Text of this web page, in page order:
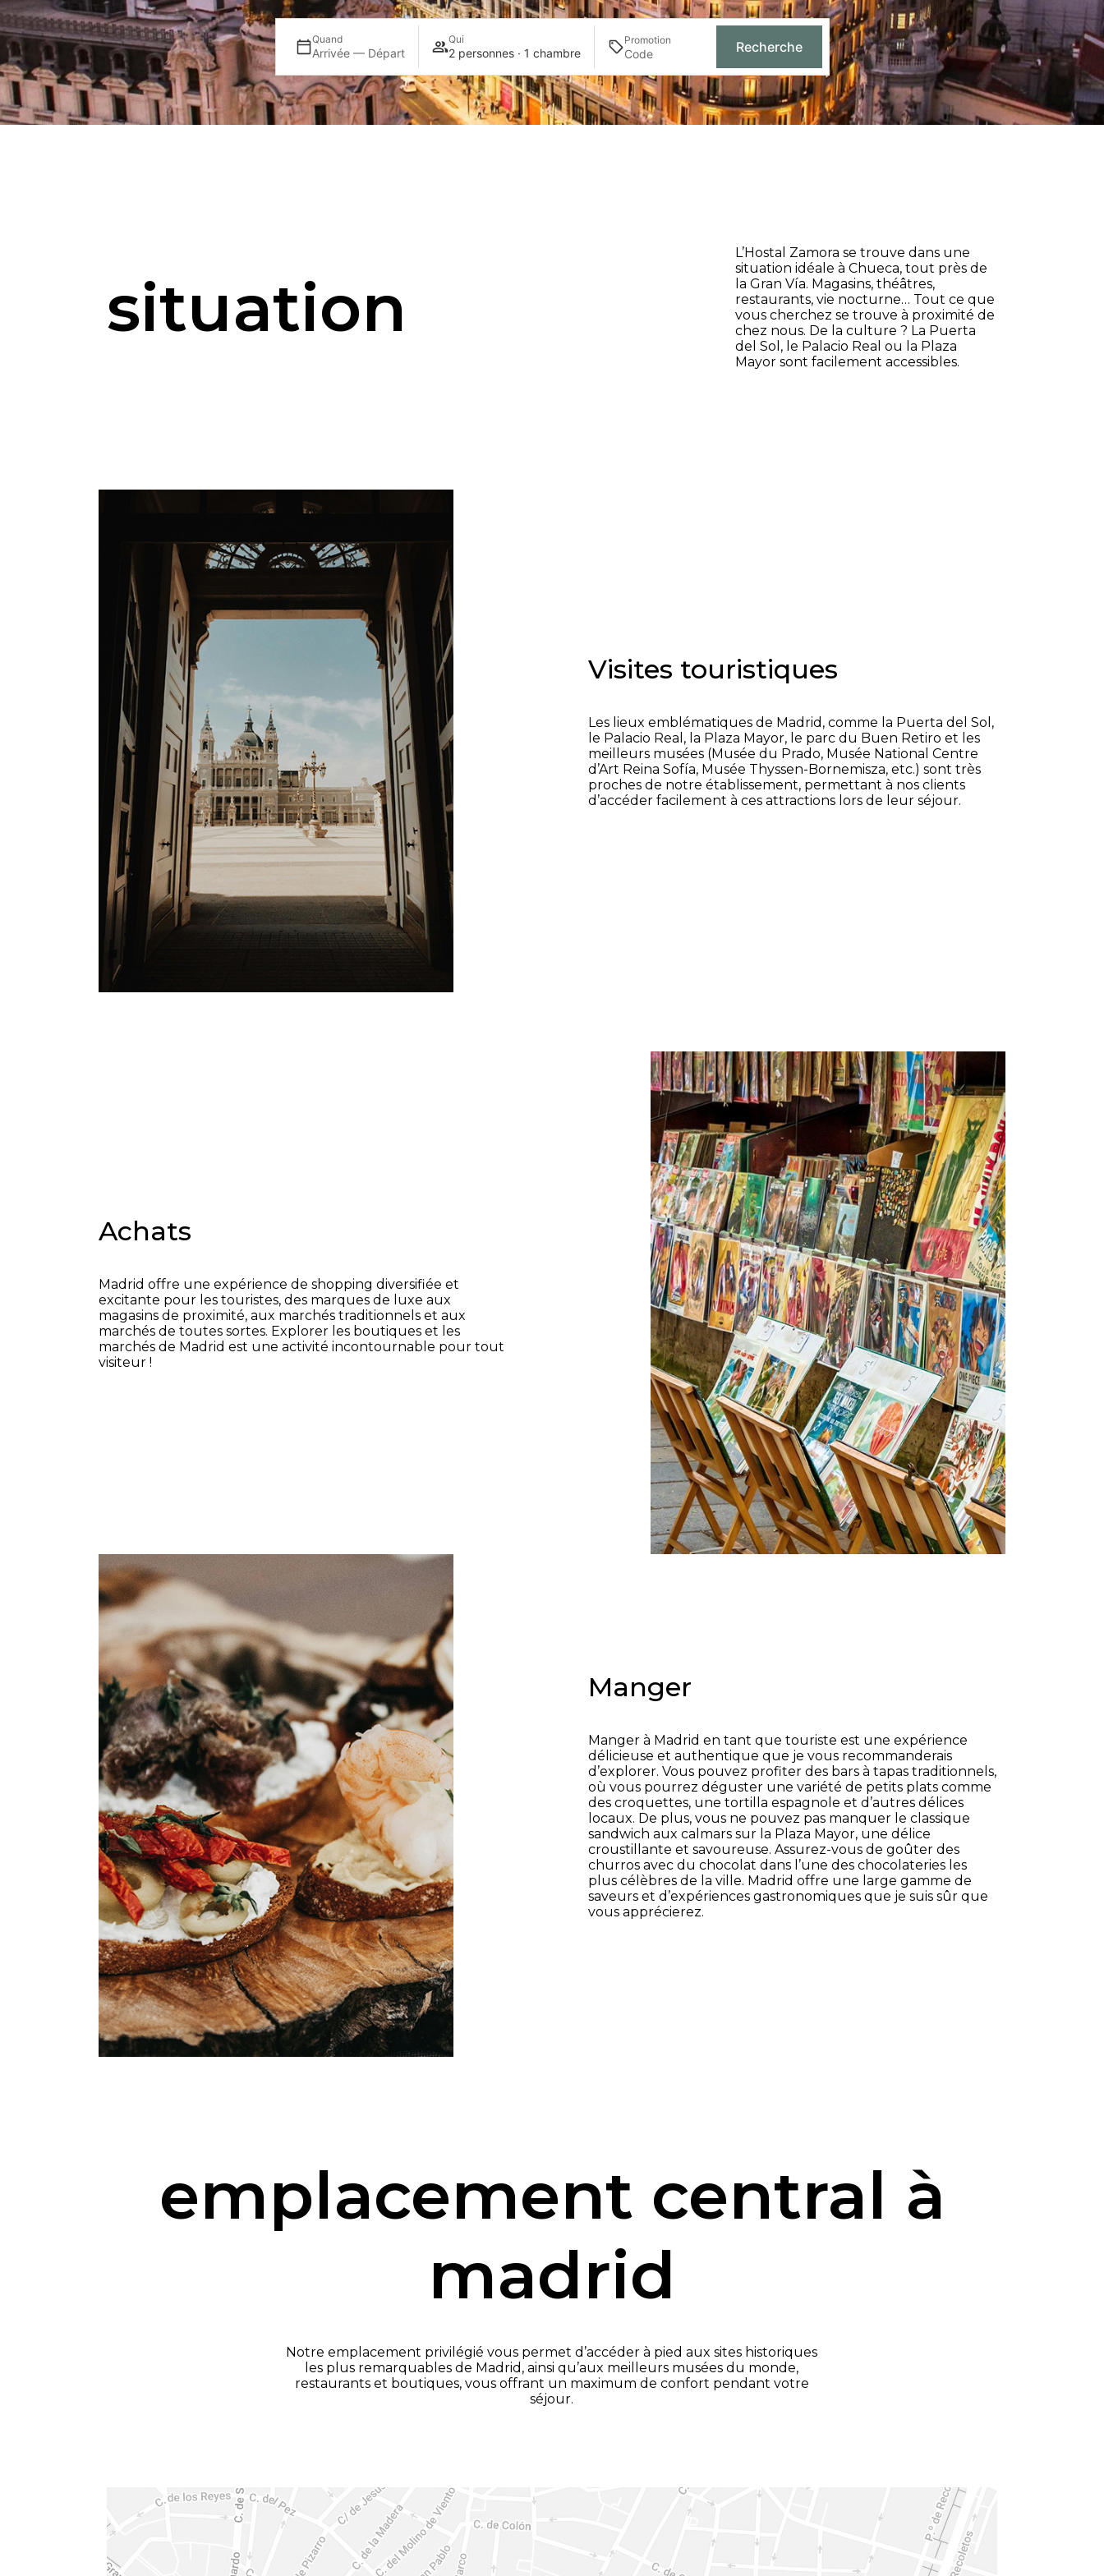
Quand
Arrivée — Départ
Qui
2 personnes · 1 chambre
Promotion Recherche
situation
L’Hostal Zamora se trouve dans une
situation idéale à Chueca, tout près de
la Gran Vía. Magasins, théâtres,
restaurants, vie nocturne… Tout ce que
vous cherchez se trouve à proximité de
chez nous. De la culture ? La Puerta
del Sol, le Palacio Real ou la Plaza
Mayor sont facilement accessibles.
Visites touristiques
Les lieux emblématiques de Madrid, comme la Puerta del Sol,
le Palacio Real, la Plaza Mayor, le parc du Buen Retiro et les
meilleurs musées (Musée du Prado, Musée National Centre
d’Art Reina Sofía, Musée Thyssen-Bornemisza, etc.) sont très
proches de notre établissement, permettant à nos clients
d’accéder facilement à ces attractions lors de leur séjour.
Achats
Madrid offre une expérience de shopping diversifiée et
excitante pour les touristes, des marques de luxe aux
magasins de proximité, aux marchés traditionnels et aux
marchés de toutes sortes. Explorer les boutiques et les
marchés de Madrid est une activité incontournable pour tout
visiteur !
Manger
Manger à Madrid en tant que touriste est une expérience
délicieuse et authentique que je vous recommanderais
d’explorer. Vous pouvez profiter des bars à tapas traditionnels,
où vous pourrez déguster une variété de petits plats comme
des croquettes, une tortilla espagnole et d’autres délices
locaux. De plus, vous ne pouvez pas manquer le classique
sandwich aux calmars sur la Plaza Mayor, une délice
croustillante et savoureuse. Assurez-vous de goûter des
churros avec du chocolat dans l’une des chocolateries les
plus célèbres de la ville. Madrid offre une large gamme de
saveurs et d’expériences gastronomiques que je suis sûr que
vous apprécierez.
emplacement central à
madrid
Notre emplacement privilégié vous permet d’accéder à pied aux sites historiques
les plus remarquables de Madrid, ainsi qu’aux meilleurs musées du monde,
restaurants et boutiques, vous offrant un maximum de confort pendant votre
séjour.